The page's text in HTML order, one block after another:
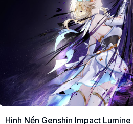
Hình Nền Genshin Impact